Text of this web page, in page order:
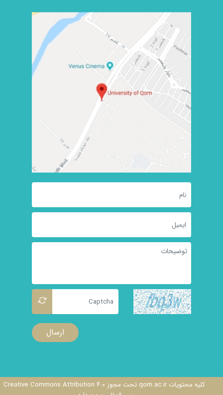
ارسال
کلیه محتویات qom.ac.ir تحت مجوز Creative Commons Attribution ۴.۰